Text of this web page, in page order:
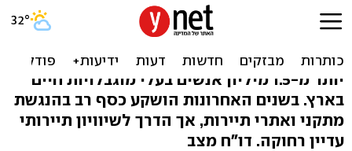
לא כל הדרכים מובילות: אתרי
תיירות ונגישות
יותר מ-1.5 מיליון אנשים בעלי מוגבלויות חיים
בארץ. בשנים האחרונות הושקע כסף רב בהנגשת
מתקני ואתרי תיירות, אך הדרך לשיוויון תיירותי
עדיין רחוקה. דו"ח מצב